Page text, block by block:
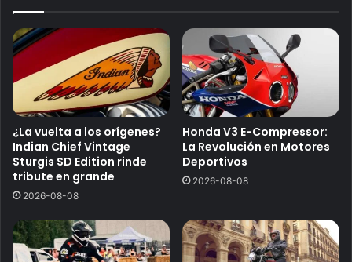
¿La vuelta a los orígenes?
Indian Chief Vintage
Sturgis SD Edition rinde
tribute en grande
2026-08-08
Honda V3 E-Compressor:
La Revolución en Motores
Deportivos
2026-08-08